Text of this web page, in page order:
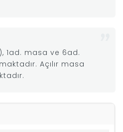
1ad. masa ve 6ad.
Açılır masa